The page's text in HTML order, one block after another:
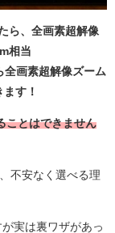
ら、全画素超解像
相当
全画素超解像ズーム
す！
ことはできません
不安なく選べる理
実は裏ワザがあっ